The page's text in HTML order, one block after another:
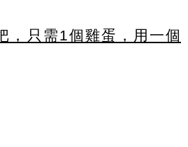
，只需1個雞蛋，用一個